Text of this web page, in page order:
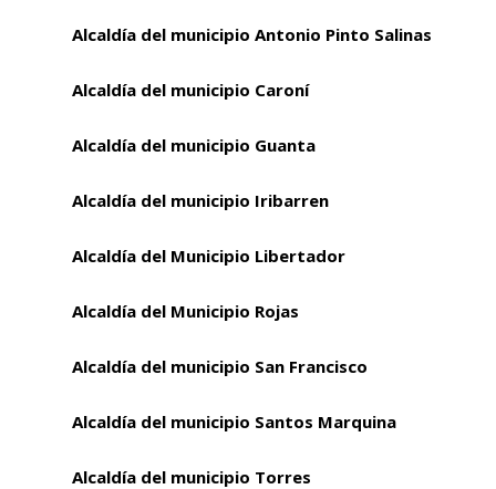
Alcaldía del municipio Antonio Pinto Salinas
Alcaldía del municipio Caroní
Alcaldía del municipio Guanta
Alcaldía del municipio Iribarren
Alcaldía del Municipio Libertador
Alcaldía del Municipio Rojas
Alcaldía del municipio San Francisco
Alcaldía del municipio Santos Marquina
Alcaldía del municipio Torres